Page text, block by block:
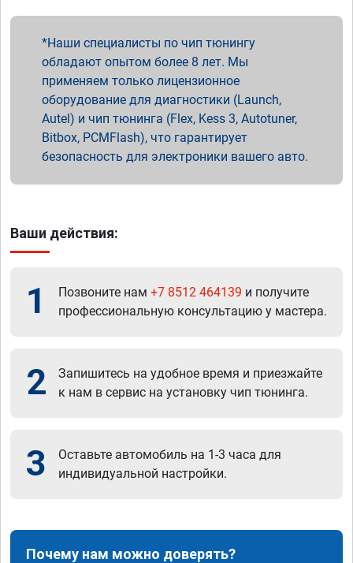
Наши специалисты по чип тюнингу
обладают опытом более 8 лет. Мы
применяем только лицензионное
оборудование для диагностики (Launch,
Autel) и чип тюнинга (Flex, Kess 3, Autotuner,
Bitbox, PCMFlash), что гарантирует
безопасность для электроники вашего авто.
Ваши действия:
1 Позвоните нам +7 8512 464139 и получите
профессиональную консультацию у мастера.
2
Запишитесь на удобное время и приезжайте
к нам в сервис на установку чип тюнинга.
3
Оставьте автомобиль на 1-3 часа для
индивидуальной настройки.
Почему нам можно доверять?